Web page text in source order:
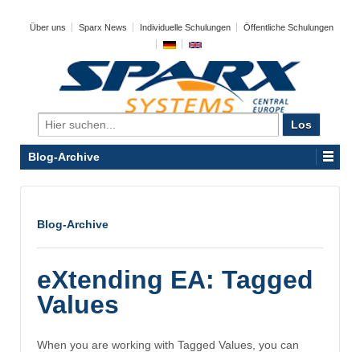
Über uns Sparx News Individuelle Schulungen Öffentliche Schulungen
Search
for:
Blog-Archive
Blog-Archive
eXtending EA: Tagged
Values
When you are working with Tagged Values, you can